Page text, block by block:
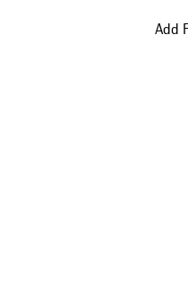
Add